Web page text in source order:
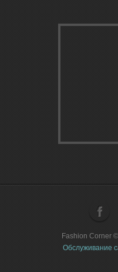
Fashion Corner
Обслуживание